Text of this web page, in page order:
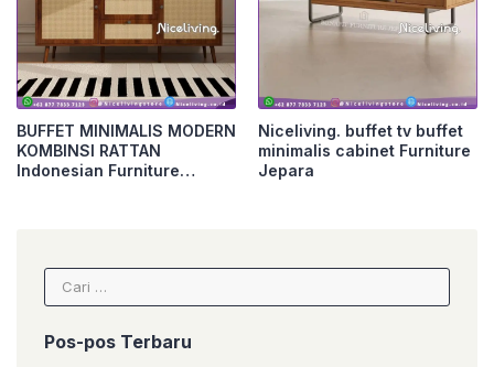
BUFFET MINIMALIS MODERN
KOMBINSI RATTAN
Indonesian Furniture
Niceliving. buffet tv buffet
minimalis cabinet Furniture
Jepara
Cari
untuk:
Pos-pos Terbaru